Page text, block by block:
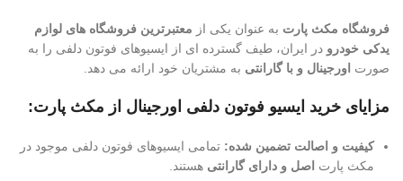
فروشگاه مکث پارت به عنوان یکی از معتبرترین فروشگاه های لوازم
یدکی خودرو در ایران، طیف گسترده ای از ایسیوهای فوتون دلفی را به
صورت اورجینال و با گارانتی به مشتریان خود ارائه می دهد.
مزایای خرید ایسیو فوتون دلفی اورجینال از مکث پارت:
کیفیت و اصالت تضمین شده: تمامی ایسیوهای فوتون دلفی موجود در
مکث پارت اصل و دارای گارانتی هستند.